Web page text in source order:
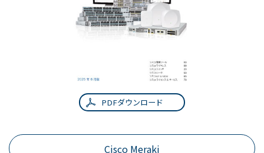
PDFダウンロード
Cisco Meraki